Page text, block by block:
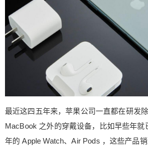
最近这四五年来，苹果公司一直都在研发除
MacBook 之外的穿戴设备，比如早些年就
年的 Apple Watch、Air Pods ，这些产品
据一定的市场份额，也难怪外界差
司是一家软件公司。 近日有媒体报
在研发一款新型穿戴设备，被媒体
我们一起来看看吧。 眼看就是一枚
不过天生就自带苹果属性的LOGO
然，这款智能电子设备内部集成了
发装置、电源供应器、麦克风等。
上加入更多传感器的支持，可以检
信。 戒指的可触碰面积要比手表小
触屏再到手势，牛逼了！！！脑补
场景好像只有在科幻片里才有。苹
扫描二维码继续阅读